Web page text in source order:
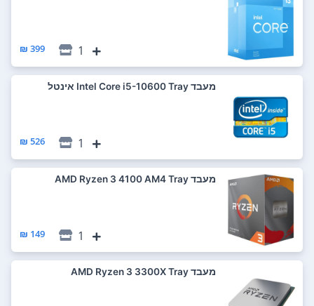
1
399 ₪
מעבד Intel Core i5-10600 Tray אינטל
1
526 ₪
מעבד AMD Ryzen 3 4100 AM4 Tray
1
149 ₪
מעבד AMD Ryzen 3 3300X Tray